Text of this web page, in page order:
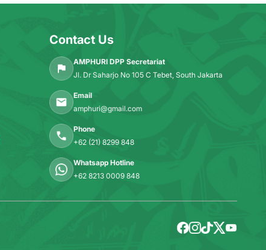
Contact Us
AMPHURI DPP Secretariat
Jl. Dr Saharjo No 105 C Tebet, South Jakarta
Email
amphuri@gmail.com
Phone
+62 (21) 8299 848
Whatsapp Hotline
+62 8213 0009 848